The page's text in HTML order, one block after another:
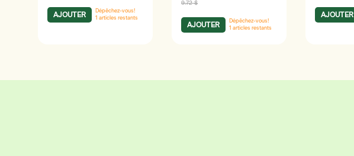
AJOUTER
Dépêchez-vous!
1 articles restants
9.72 $
AJOUTER
Dépêchez-vous!
1 articles restants
AJOUTER